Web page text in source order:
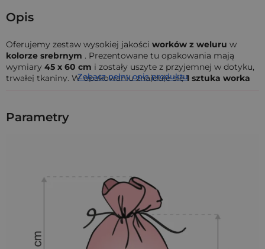
Opis
Oferujemy zestaw wysokiej jakości worków z weluru w
kolorze srebrnym . Prezentowane tu opakowania mają
wymiary 45 x 60 cm i zostały uszyte z przyjemnej w dotyku,
trwałej tkaniny. W opakowaniu znajduje się1 sztuka worka
eleganckiego przechowywania biżuterii
Tkanina welurowa - wytrzymałość i elegancja
, z której uszyliśmy prezentowane tu
opakowania, to doskonała propozycja dla osób ceniących
trwałość i estetykę
. Nie tylko są bardzo przyjemne w
dotyku (bywają nazywane aksamitem, przypominają plusz),
ale także posłużą wiele lat!
Zobacz pełny opis produktu
Parametry